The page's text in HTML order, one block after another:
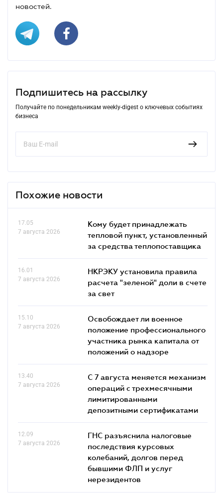
новостей.
Подпишитесь на рассылку
Получайте по понедельникам weekly-digest о ключевых событиях
бизнеса
Похожие новости
17.05
7 августа 2026
Кому будет принадлежать
тепловой пункт, установленный
за средства теплопоставщика
16.01
7 августа 2026
НКРЭКУ установила правила
расчета "зеленой" доли в счете
за свет
15.10
7 августа 2026
Освобождает ли военное
положение профессионального
участника рынка капитала от
положений о надзоре
13.40
7 августа 2026
С 7 августа меняется механизм
операций с трехмесячными
лимитированными
депозитными сертификатами
12.09
7 августа 2026
ГНС разъяснила налоговые
последствия курсовых
колебаний, долгов перед
бывшими ФЛП и услуг
нерезидентов